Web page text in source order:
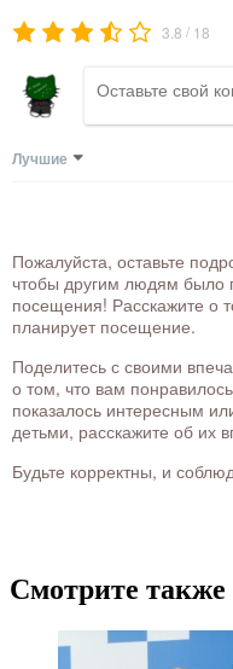
3.8 / 18
Лучшие
Пожалуйста, оставьте
чтобы другим людям было
посещения! Расскажите о
планирует посещение.
Поделитесь с своими
о том, что вам
показалось интересным
детьми, расскажите об их
Будьте корректны, и
Смотрите